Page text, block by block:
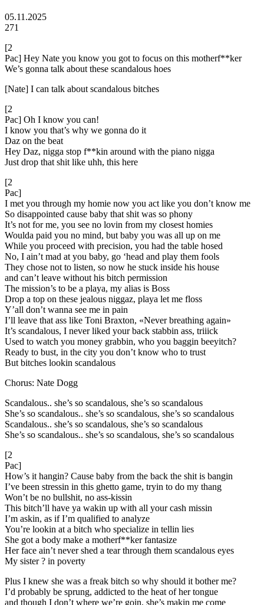
05.11.2025
271
[2
Pac] Hey Nate you know you got to focus on this motherf**ker
We’s gonna talk about these scandalous hoes
[Nate] I can talk about scandalous bitches
[2
Pac] Oh I know you can!
I know you that’s why we gonna do it
Daz on the beat
Hey Daz, nigga stop f**kin around with the piano nigga
Just drop that shit like uhh, this here
[2
Pac]
I met you through my homie now you act like you don’t know me
So disappointed cause baby that shit was so phony
It’s not for me, you see no lovin from my closest homies
Woulda paid you no mind, but baby you was all up on me
While you proceed with precision, you had the table hosed
No, I ain’t mad at you baby, go ‘head and play them fools
They chose not to listen, so now he stuck inside his house
and can’t leave without his bitch permission
The mission’s to be a playa, my alias is Boss
Drop a top on these jealous niggaz, playa let me floss
Y’all don’t wanna see me in pain
I’ll leave that ass like Toni Braxton, «Never breathing again»
It’s scandalous, I never liked your back stabbin ass, triiick
Used to watch you money grabbin, who you baggin beeyitch?
Ready to bust, in the city you don’t know who to trust
But bitches lookin scandalous
Chorus: Nate Dogg
Scandalous.. she’s so scandalous, she’s so scandalous
She’s so scandalous.. she’s so scandalous, she’s so scandalous
Scandalous.. she’s so scandalous, she’s so scandalous
She’s so scandalous.. she’s so scandalous, she’s so scandalous
[2
Pac]
How’s it hangin? Cause baby from the back the shit is bangin
I’ve been stressin in this ghetto game, tryin to do my thang
Won’t be no bullshit, no ass-kissin
This bitch’ll have ya wakin up with all your cash missin
I’m askin, as if I’m qualified to analyze
You’re lookin at a bitch who specialize in tellin lies
She got a body make a motherf**ker fantasize
Her face ain’t never shed a tear through them scandalous eyes
My sister ? in poverty
Plus I knew she was a freak bitch so why should it bother me?
I’d probably be sprung, addicted to the heat of her tongue
and though I don’t where we’re goin, she’s makin me come